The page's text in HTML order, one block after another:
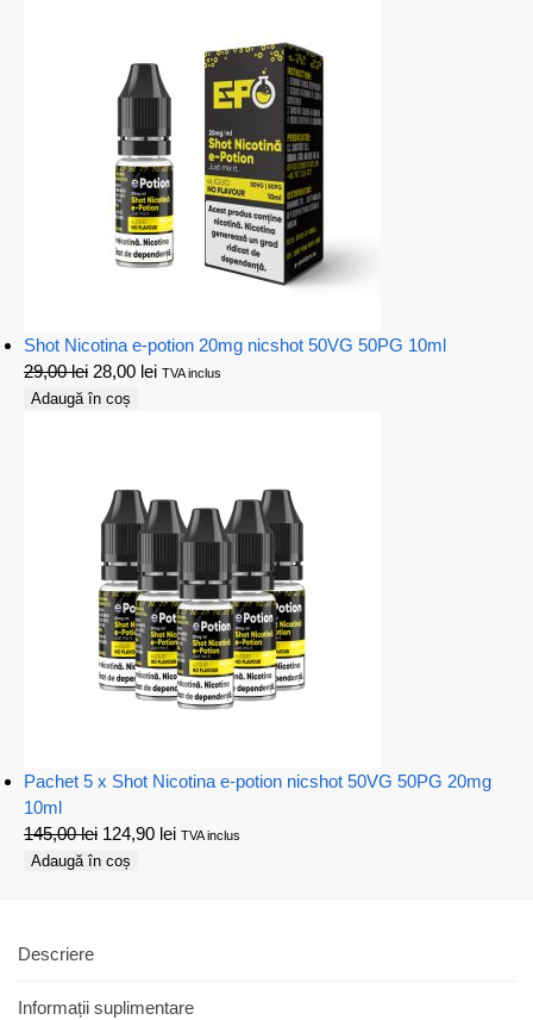
Shot Nicotina e-potion 20mg nicshot 50VG 50PG 10ml
29,00lei 28,00 lei TVA inclus
Adaugă în coș
Pachet 5 x Shot Nicotina e-potion nicshot 50VG 50PG 20mg
10ml
145,00lei 124,90 lei TVA inclus
Adaugă în coș
Descriere
Informații suplimentare